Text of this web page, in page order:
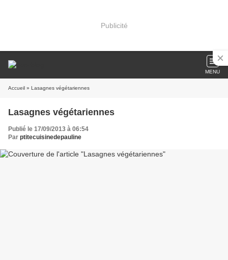
Publicité
MENU
Accueil » Lasagnes végétariennes
Lasagnes végétariennes
Publié le 17/09/2013 à 06:54
Par ptitecuisinedepauline